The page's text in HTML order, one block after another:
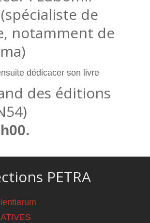
de
notamment de
dédicacer son livre
des éditions
PETRA